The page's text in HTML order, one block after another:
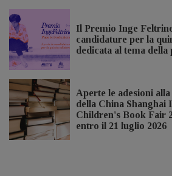
Il Premio Inge
candidature per la
dedicata al tema della
Aperte le adesioni
della China Shanghai
Children's Book Fair
entro il 21 luglio 2026